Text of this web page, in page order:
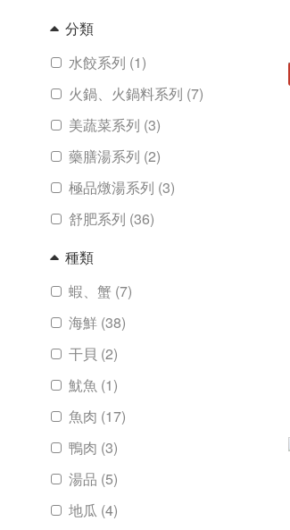
分類
水餃系列 (1)
火鍋、火鍋料系列 (7)
美蔬菜系列 (3)
藥膳湯系列 (2)
極品燉湯系列 (3)
舒肥系列 (36)
種類
蝦、蟹 (7)
海鮮 (38)
干貝 (2)
魷魚 (1)
魚肉 (17)
鴨肉 (3)
湯品 (5)
地瓜 (4)